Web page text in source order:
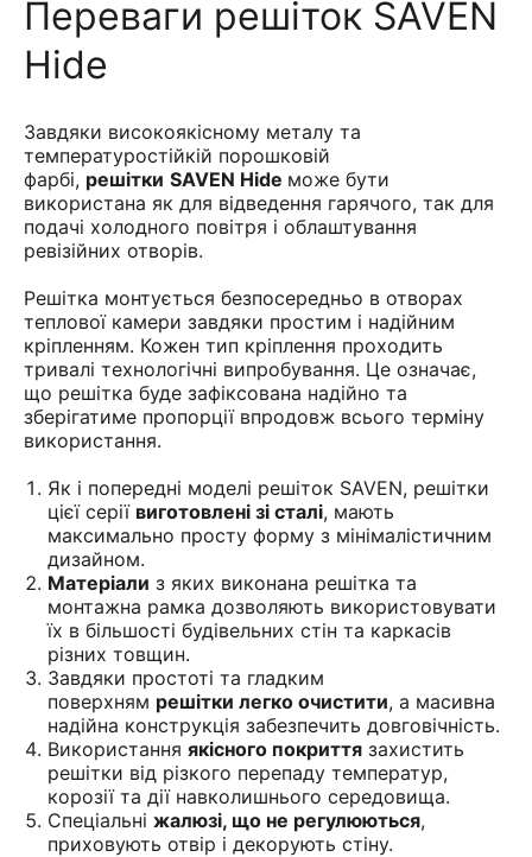
Переваги решіток SAVEN
Hide
Завдяки високоякісному металу та
температуростійкій порошковій
фарбі, решітки SAVEN Hide може бути
використана як для відведення гарячого, так для
подачі холодного повітря і облаштування
ревізійних отворів.
Решітка монтується безпосередньо в отворах
теплової камери завдяки простим і надійним
кріпленням. Кожен тип кріплення проходить
тривалі технологічні випробування. Це означає,
що решітка буде зафіксована надійно та
зберігатиме пропорції впродовж всього терміну
використання.
Як і попередні моделі решіток SAVEN, решітки
цієї серії виготовлені зі сталі, мають
максимально просту форму з мінімалістичним
дизайном.
Матеріали з яких виконана решітка та
монтажна рамка дозволяють використовувати
їх в більшості будівельних стін та каркасів
різних товщин.
Завдяки простоті та гладким
поверхням решітки легко очистити, а масивна
надійна конструкція забезпечить довговічність.
Використання якісного покриття захистить
решітки від різкого перепаду температур,
корозії та дії навколишнього середовища.
Спеціальні жалюзі, що не регулюються,
приховують отвір і декорують стіну.